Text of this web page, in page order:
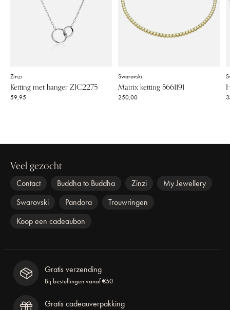
Zinzi
Ketting met hanger ZIC2275
59,95
Swarovski
Matrix ketting 5661191
250,00
Veel gezocht
Contact Buddha to Buddha Zinzi
My Jewellery
Swarovski
Pandora
Trouwringen
Koop een cadeaubon
Gratis verzending
Bij bestellingen vanaf €50
Gratis cadeauverpakking